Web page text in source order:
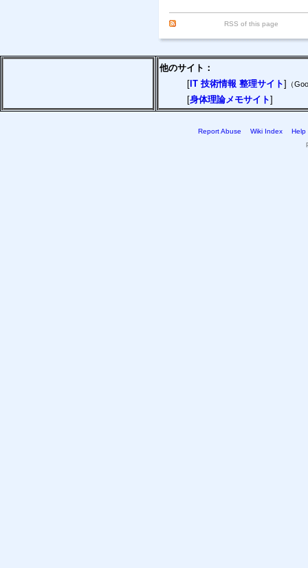
RSS of this page
他のサイト：
[ IT 技術情報 整理サイト] （
[身体理論メモサイト]
Report Abuse Wiki Index Help